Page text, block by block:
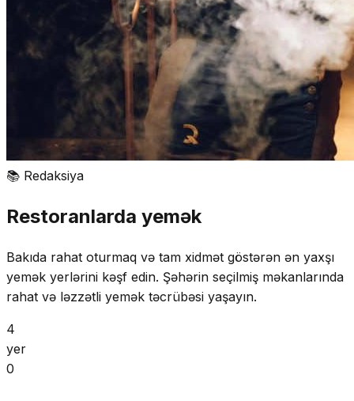
📚 Redaksiya
Restoranlarda yemək
Bakıda rahat oturmaq və tam xidmət göstərən ən yaxşı
yemək yerlərini kəşf edin. Şəhərin seçilmiş məkanlarında
rahat və ləzzətli yemək təcrübəsi yaşayın.
4
yer
0